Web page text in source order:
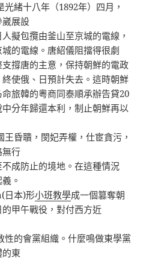
十八年（1892年）四月，
展設
包攬由釜山至京城的電線，
的電線。唐紹儀阻擋得很劇
撐唐的主意，保持朝鮮的電政
使俄、日預計失去。這時朝鮮
旅韓的粵商同泰順承辦告貸20
分年歸還本利，制止朝鮮再以
昏聵，閔妃弄權，仕宦貪污，
無行
成防止的境地。在這種情況
。
本)形小班教學成一個篡奪朝
甲午戰役，對付西方近
的會黨組織。什麼鳴做東學黨
東